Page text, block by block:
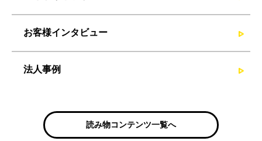
お客様インタビュー
法人事例
読み物コンテンツ一覧へ